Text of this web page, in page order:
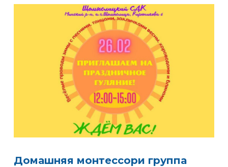
Домашняя монтессори группа